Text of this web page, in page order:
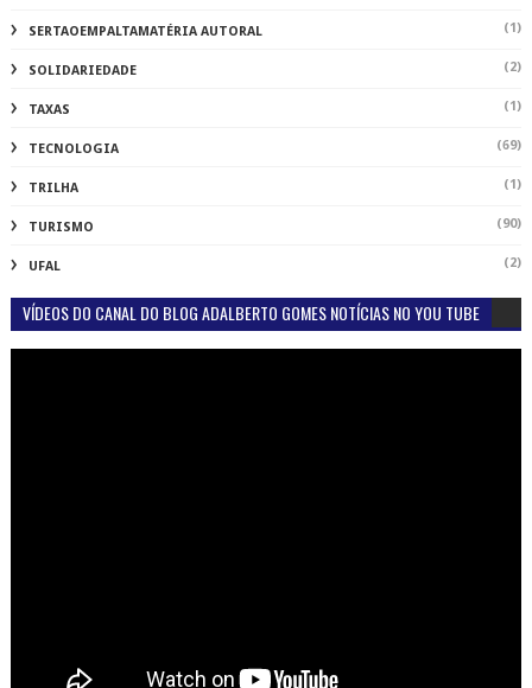
SERTAOEMPALTAMATÉRIA AUTORAL (1)
SOLIDARIEDADE (2)
TAXAS (1)
TECNOLOGIA (69)
TRILHA (1)
TURISMO (90)
UFAL (2)
VÍDEOS DO CANAL DO BLOG ADALBERTO GOMES NOTÍCIAS NO YOU TUBE